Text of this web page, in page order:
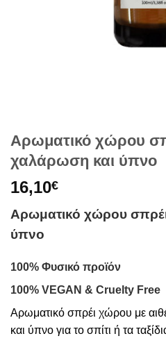
Αρωματικό χώρου
χαλάρωση και ύπνο
16,10€
Αρωματικό χώρου
ύπνο
100% Φυσικό προϊόν
100% VEGAN & Cruelty Free
Αρωματικό σπρέι χώρου με
και ύπνο για το σπίτι ή τα